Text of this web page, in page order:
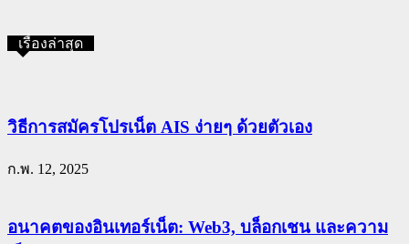
เรื่องล่าสุด
วิธีการสมัครโปรเน็ต AIS ง่ายๆ ด้วยตัวเอง
ก.พ. 12, 2025
อนาคตของอินเทอร์เน็ต: Web3, บล็อกเชน และความ